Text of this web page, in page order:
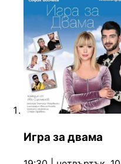
Игра за двама